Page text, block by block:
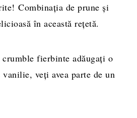
Combinația de prune și
în această rețetă.
crumble fierbinte adăugați o
veți avea parte de un